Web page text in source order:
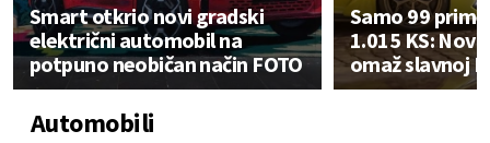
Smart otkrio novi gradski
električni automobil na
potpuno neobičan način FOTO
Samo 99
1.015 KS:
omaž slavnoj
Automobili